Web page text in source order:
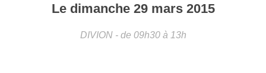
Le dimanche 29 mars 2015
DIVION - de 09h30 à 13h